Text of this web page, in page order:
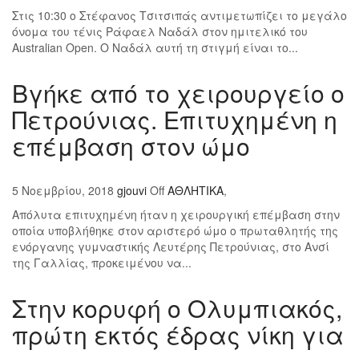
Στις 10:30 ο Στέφανος Τσιτσιπάς αντιμετωπίζει το μεγάλο
όνομα του τένις Ράφαελ Ναδάλ στον ημιτελικό του
Australian Open. Ο Ναδάλ αυτή τη στιγμή είναι το...
Βγήκε από το χειρουργείο ο
Πετρούνιας. Επιτυχημένη η
επέμβαση στον ώμο
5 Νοεμβρίου, 2018 gjouvi Off ΑΘΛΗΤΙΚΑ,
Απόλυτα επιτυχημένη ήταν η χειρουργική επέμβαση στην
οποία υποβλήθηκε στον αριστερό ώμο ο πρωταθλητής της
ενόργανης γυμναστικής Λευτέρης Πετρούνιας, στο Ανσί
της Γαλλίας, προκειμένου να...
Στην κορυφή ο Ολυμπιακός,
πρώτη εκτός έδρας νίκη για